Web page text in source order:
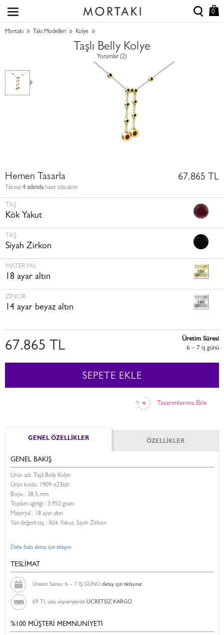
0
Mortakı » Takı Modelleri » Kolye »
Taşlı Belly Kolye
Yorumlar (2)
Hemen Tasarla
Takınız 4 adımdahazır olacaktır
67.865 TL
TAŞ
Kök Yakut
TAŞ
Siyah Zirkon
MATERYAL
18 ayar altın
ZINCIR
14 ayar beyaz altın
Tasarımlarıma Ekle
67.865 TL
Üretim Süresi
6 – 7 i̇ş günü
SEPETE EKLE
GENEL ÖZELLİKLER ÖZELLİKLER
GENEL BAKIŞ
Ürün adı: Taşlı Belly Kolye
Ürün kodu: 1909-e23ldn
Boyu : 38.5 mm
Toplam ağırlığı : 3.952 gram
Materyal : 18 ayar altın
Yarı değerli taş : Kök Yakut, Siyah Zirkon
Daha fazla detay için tıklayın
TESLİMAT
Üretim Süresi: 6 – 7 İŞ GÜNÜ detay için tıklayınız
69 TL üstü alışverişlerde ÜCRETSİZ KARGO
%100 MÜŞTERİ MEMNUNİYETİ